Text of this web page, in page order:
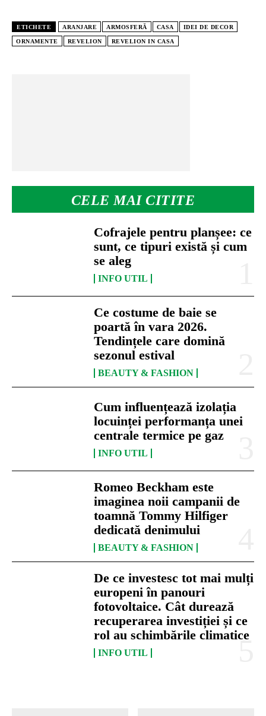
CELE MAI CITITE
Cofrajele pentru planșee: ce
sunt, ce tipuri există și cum
se aleg
INFO UTIL
Ce costume de baie se
poartă în vara 2026.
Tendințele care domină
sezonul estival
BEAUTY & FASHION
Cum influențează izolația
locuinței performanța unei
centrale termice pe gaz
INFO UTIL
Romeo Beckham este
imaginea noii campanii de
toamnă Tommy Hilfiger
dedicată denimului
BEAUTY & FASHION
De ce investesc tot mai mulți
europeni în panouri
fotovoltaice. Cât durează
recuperarea investiției și ce
rol au schimbările climatice
INFO UTIL
ETICHETE ARANJARE ARMOSFERĂ CASA IDEI DE DECOR
ORNAMENTE REVELION REVELION IN CASA